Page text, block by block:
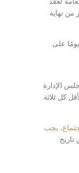
من نهاية
توجّه الدعوة للمساهمين قبل 21 يومًا على
الإدارة
كل ثلاثة
يجب
تاريخ